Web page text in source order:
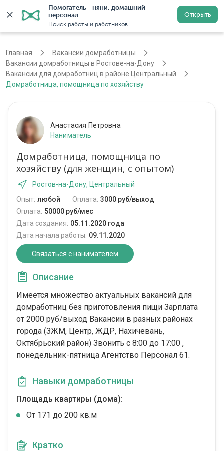
Помогатель - няни, домашний
персонал
Поиск работы и работников
Открыть
Ростов-на-Дону Регистрация
Главная
Вакансии домработницы
Вакансии домработницы в Ростове-на-Дону
Вакансии для домработниц в районе Центральный
Домработница, помощница по хозяйству
Анастасия Петровна
Наниматель
Домработница, помощница по
хозяйству (для женщин, с опытом)
Ростов-на-Дону, Центральный
Опыт: любой Оплата: 3000 руб/выход
Оплата: 50000 руб/мес
Дата создания: 05.11.2020 года
Дата начала работы: 09.11.2020
Связаться с нанимателем
Описание
Имеется множество актуальных вакансий для
домработниц без приготовления пищи Зарплата
от 2000 руб/выход Вакансии в разных районах
города (ЗЖМ, Центр, ЖДР, Нахичевань,
Октябрьский район) Звонить с 8:00 до 17:00 ,
понедельник-пятница Агентство Персонал 61.
Навыки домработницы
Площадь квартиры (дома):
От 171 до 200 кв.м
Кратко